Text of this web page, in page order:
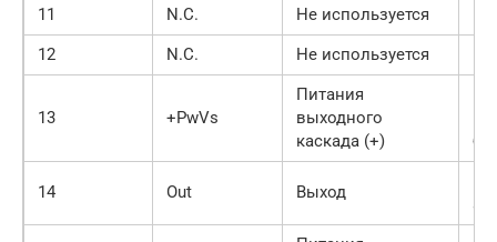
11
N.C. Не используется
12
N.C. Не используется
13 +PwVs
Питания
выходного
каскада (+)
14 Out Выход